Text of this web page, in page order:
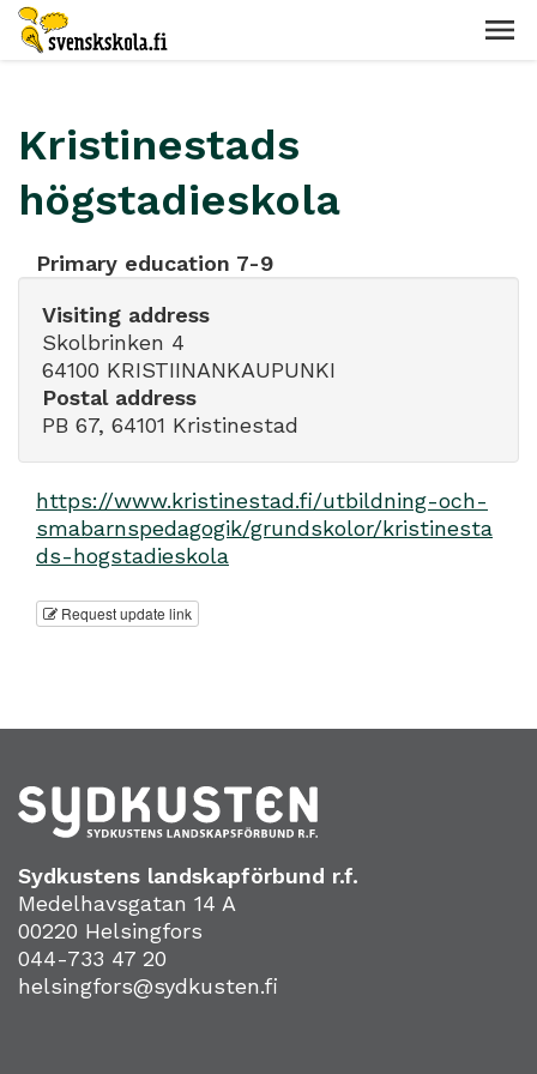
Kristinestads
högstadieskola
Primary education 7-9
Visiting address
Skolbrinken 4
64100 KRISTIINANKAUPUNKI
Postal address
PB 67, 64101 Kristinestad
https://www.kristinestad.fi/utbildning-och-
smabarnspedagogik/grundskolor/kristinesta
ds-hogstadieskola
Request update link
Sydkustens landskapförbund r.f.
Medelhavsgatan 14 A
00220 Helsingfors
044-733 47 20
helsingfors@sydkusten.fi